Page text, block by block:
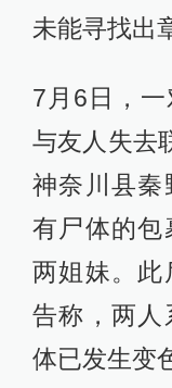
未能寻找出
7月6日，
与友人失去
神奈川县秦
有尸体的包
两姐妹。此
告称，两人
体已发生变